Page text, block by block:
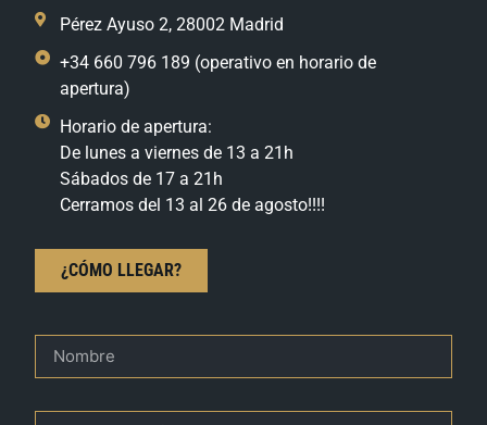
Pérez Ayuso 2, 28002 Madrid
+34 660 796 189 (operativo en horario de
apertura)
Horario de apertura:
De lunes a viernes de 13 a 21h
Sábados de 17 a 21h
Cerramos del 13 al 26 de agosto!!!!
¿CÓMO LLEGAR?